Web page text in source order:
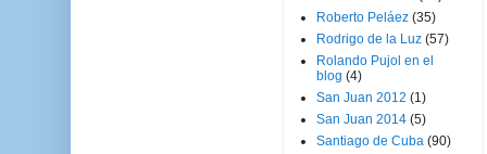
Roberto Peláez (35)
Rodrigo de la Luz (57)
Rolando Pujol en el
blog (4)
San Juan 2012 (1)
San Juan 2014 (5)
Santiago de Cuba (90)